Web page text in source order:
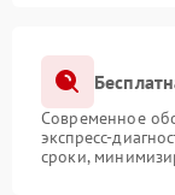
Современное
экспресс-
сроки,